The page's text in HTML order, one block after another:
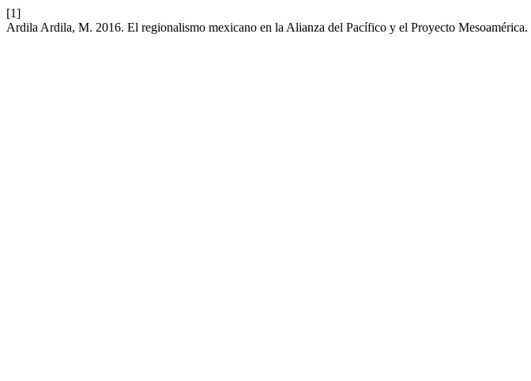
[1]
Ardila Ardila, M. 2016. El regionalismo mexicano en la Alianza del Pacífico y el Proyecto Mesoamérica.